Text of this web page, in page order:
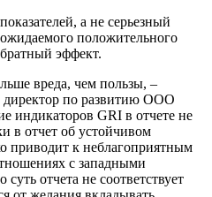
а не серьезный
положительного
эффект.
вреда, чем пользы, –
директор по развитию ООО
GRI в отчете не
в отчет об устойчивом
приводит к неблагоприятным
с западными
отчета не соответствует